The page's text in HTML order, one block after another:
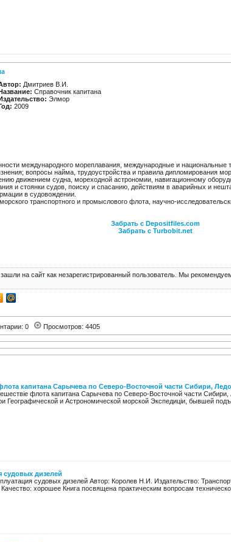
Дмитриев В.И.
Справочник капитана
Элмор
2009
международного мореплавания, международные и национальные
вопросы найма, трудоустройства и правила дипломирования
движением судна, мореходной астрономии, навигационному
и стоянки судов, поиску и спасанию, действиям в аварийных и
в судовождении.
транспортного и промыслового флота, научно-
Забрать с Depositfiles.com
Забрать с Turbobit.net
на сайт как незарегистрированный пользователь. Мы
0 Просмотров: 4405
капитана Сарычева по Северо-Восточной части Сибири,
флота капитана Сарычева по Северо-Восточной части
Географической и Астрономической морской Экспедицiи, бывшей
судовых дизелей
судовых дизелей Автор: Королев Н.И. Издательство:
хорошее Книга посвящена практическим вопросам